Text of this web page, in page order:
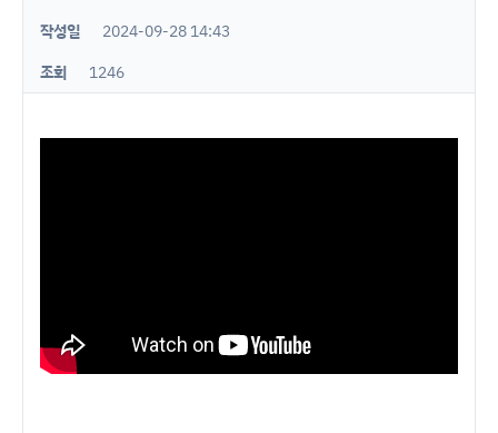
작성일
2024-09-28 14:43
조회
1246